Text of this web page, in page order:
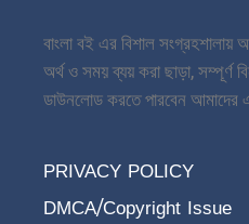
বাংলা বই এর বিশাল সংগ্রহশালায়
অর্থ ও সময় ব্যয় করা ছাড়া, সম্পূর্ণ
ডাউনলোড করতে পারবেন আমাদের
PRIVACY POLICY
DMCA/Copyright Issue